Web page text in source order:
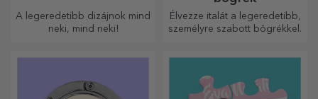
A legeredetibb dizájnok mind
neki, mind neki!
Élvezze italát a legeredetibb,
személyre szabott bögrékkel.